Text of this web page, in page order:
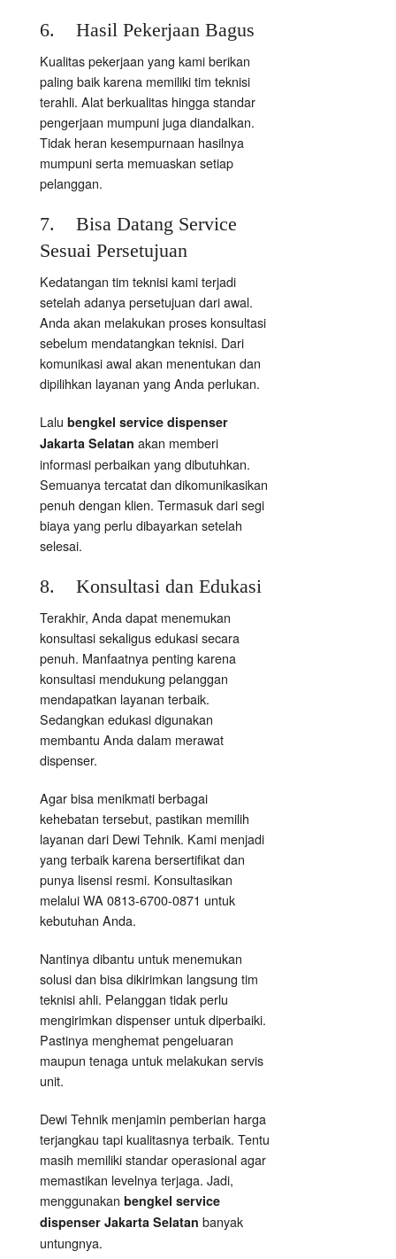
6. Hasil Pekerjaan Bagus
Kualitas pekerjaan yang kami berikan
paling baik karena memiliki tim teknisi
terahli. Alat berkualitas hingga standar
pengerjaan mumpuni juga diandalkan.
Tidak heran kesempurnaan hasilnya
mumpuni serta memuaskan setiap
pelanggan.
7. Bisa Datang Service
Sesuai Persetujuan
Kedatangan tim teknisi kami terjadi
setelah adanya persetujuan dari awal.
Anda akan melakukan proses konsultasi
sebelum mendatangkan teknisi. Dari
komunikasi awal akan menentukan dan
dipilihkan layanan yang Anda perlukan.
Lalu bengkel service dispenser
Jakarta Selatan akan memberi
informasi perbaikan yang dibutuhkan.
Semuanya tercatat dan dikomunikasikan
penuh dengan klien. Termasuk dari segi
biaya yang perlu dibayarkan setelah
selesai.
8. Konsultasi dan Edukasi
Terakhir, Anda dapat menemukan
konsultasi sekaligus edukasi secara
penuh. Manfaatnya penting karena
konsultasi mendukung pelanggan
mendapatkan layanan terbaik.
Sedangkan edukasi digunakan
membantu Anda dalam merawat
dispenser.
Agar bisa menikmati berbagai
kehebatan tersebut, pastikan memilih
layanan dari Dewi Tehnik. Kami menjadi
yang terbaik karena bersertifikat dan
punya lisensi resmi. Konsultasikan
melalui WA 0813-6700-0871 untuk
kebutuhan Anda.
Nantinya dibantu untuk menemukan
solusi dan bisa dikirimkan langsung tim
teknisi ahli. Pelanggan tidak perlu
mengirimkan dispenser untuk diperbaiki.
Pastinya menghemat pengeluaran
maupun tenaga untuk melakukan servis
unit.
Dewi Tehnik menjamin pemberian harga
terjangkau tapi kualitasnya terbaik. Tentu
masih memiliki standar operasional agar
memastikan levelnya terjaga. Jadi,
menggunakan bengkel service
dispenser Jakarta Selatan banyak
untungnya.